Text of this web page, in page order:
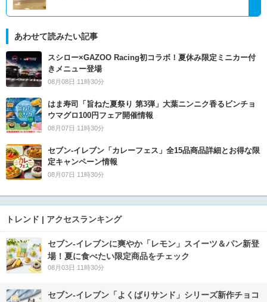
あわせて読みたい記事
スシロー×GAZOO Racing初コラボ！夏休み限定ミニカー付
きメニュー登場
08月08日 11時30分
はま寿司「旨ねた夏祭り 第3弾」大葉ニンニク香るビンチョ
ウマグロ100円フェア開催情報
08月07日 11時30分
セブン‐イレブン「カレーフェス」全15品商品詳細とお得な限
定キャンペーン情報
08月07日 11時30分
トレンド | アクセスランキング
セブン‐イレブンに爽やか「レモン」スイーツ＆パン新登
場！夏に食べたい限定商品をチェック
08月03日 11時30分
セブン‐イレブン「よくばりサンド」シリーズ新作チョコ